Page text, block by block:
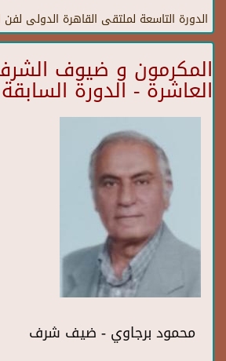
الدورة التاسعة لملتقى القاهرة الدولى
المكرمون و ضيوف
العاشرة - الدورة السابقة
محمود برجاوي - ضيف شرف